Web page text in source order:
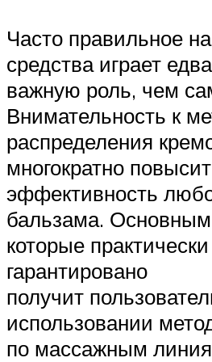
Часто правильное
средства играет
важную роль, чем
Внимательность к
распределения
многократно
эффективность
бальзама.
которые практически
гарантировано
получит
использовании
по массажным